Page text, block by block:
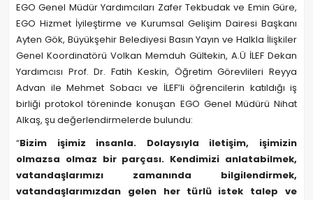
EGO Genel Müdür Yardımcıları Zafer Tekbudak ve Emin Güre,
EGO Hizmet İyileştirme ve Kurumsal Gelişim Dairesi Başkanı
Ayten Gök, Büyükşehir Belediyesi Basın Yayın ve Halkla İlişkiler
Genel Koordinatörü Volkan Memduh Gültekin, A.Ü İLEF Dekan
Yardımcısı Prof. Dr. Fatih Keskin, Öğretim Görevlileri Reyya
Advan ile Mehmet Sobacı ve İLEF’li öğrencilerin katıldığı iş
birliği protokol töreninde konuşan EGO Genel Müdürü Nihat
Alkaş, şu değerlendirmelerde bulundu:
“Bizim işimiz insanla. Dolaysıyla iletişim, işimizin
olmazsa olmaz bir parçası. Kendimizi anlatabilmek,
vatandaşlarımızı zamanında bilgilendirmek,
vatandaşlarımızdan gelen her türlü istek talep ve